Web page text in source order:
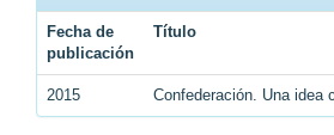
Fecha de
publicación
Título
2015 Confederación. Una idea